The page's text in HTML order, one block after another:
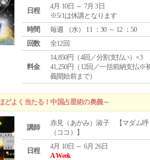
日程
4月 10日 ～ 7月 3日
※5/1は休講となります
時間
毎週 （水） 11 ：30 ～ 12 ：50
回数
全12回
料金
14,850円（4回／分割支払い）×3
41,250円（12回／一括前納支払※
義開始前まで）
よく当たる！中国占星術の奥義～
講師
赤見（あかみ）淑子 【マダム呼
（ココ）】
日程
4月 10日 ～ 6月 26日
A Week